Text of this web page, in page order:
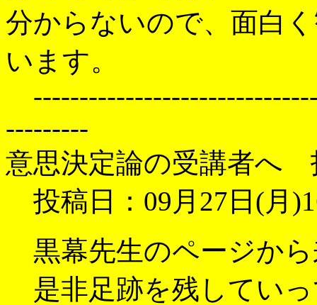
分からないので、面白
います。
---------
意思決定論の受講者へ
投稿日：09月27日(月
黒幕先生のページか
是非足跡を残してい